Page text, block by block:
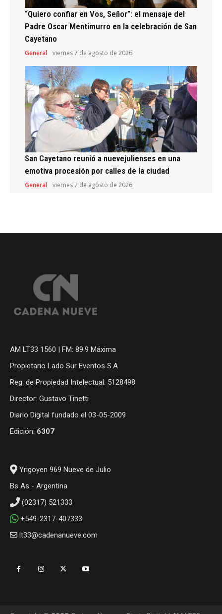
“Quiero confiar en Vos, Señor”: el mensaje del
Padre Oscar Mentimurro en la celebración de San
Cayetano
General viernes 7 de agosto de 2026
San Cayetano reunió a nuevejulienses en una
emotiva procesión por calles de la ciudad
General viernes 7 de agosto de 2026
AM LT33 1560 | FM: 89.9 Máxima
Propietario Lado Sur Eventos S.A
Reg. de Propiedad Intelectual: 5128498
Director: Gustavo Tinetti
Diario Digital fundado el 03-05-2009
Edición: 6307
Yrigoyen 969 Nueve de Julio
Bs As - Argentina
(02317) 521333
+549-2317-407333
lt33@cadenanueve.com